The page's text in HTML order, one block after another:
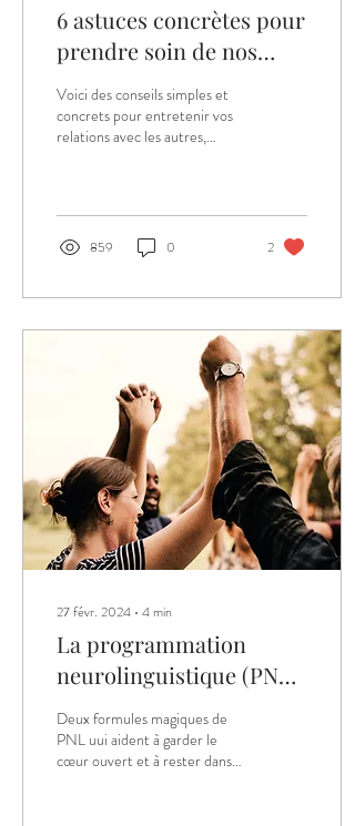
6 astuces concrètes pour
prendre soin de nos
relations
Voici des conseils simples et
concrets pour entretenir vos
relations avec les autres,
859 0 2
27 févr. 2024 ∙ 4 min
La programmation
neurolinguistique (PNL)
au secours de nos
relations
Deux formules magiques de
PNL uui aident à garder le
cœur ouvert et à rester dans